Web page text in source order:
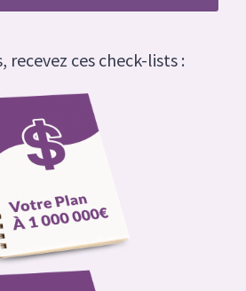
recevez ces check-lists :